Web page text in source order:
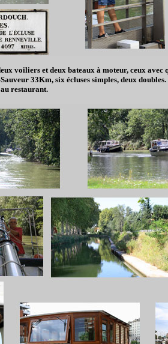
voiliers et deux bateaux à moteur, ceux avec
33Km, six écluses simples, deux
restaurant.